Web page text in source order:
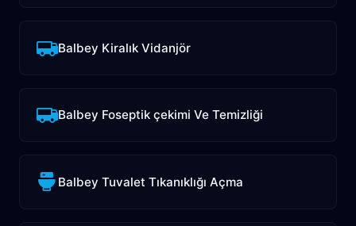
Balbey Kiralık Vidanjör
Balbey Foseptik çekimi Ve Temizliği
Balbey Tuvalet Tıkanıklığı Açma